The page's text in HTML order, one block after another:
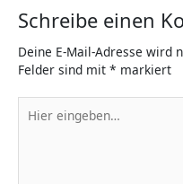
Schreibe einen
Deine E-Mail-Adresse wird
Felder sind mit * markiert
eingeben…